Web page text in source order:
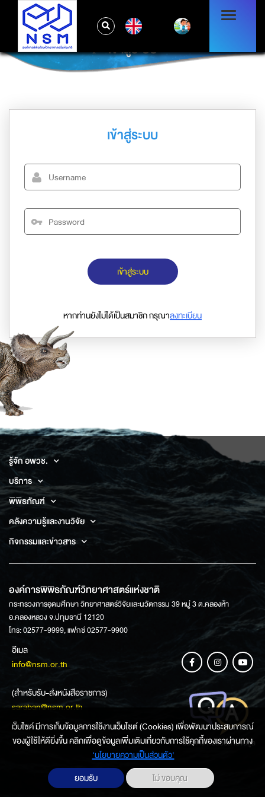
เข้าสู่ระบบ
เข้าสู่ระบบ
เข้าสู่ระบบ
หากท่านยังไม่ได้เป็นสมาชิก กรุณาลงทะเบียน
รู้จัก อพวช.
บริการ
พิพิธภัณฑ์
คลังความรู้และงานวิจัย
กิจกรรมและข่าวสาร
องค์การพิพิธภัณฑ์วิทยาศาสตร์แห่งชาติ
กระทรวงการอุดมศึกษา วิทยาศาสตร์วิจัยและนวัตกรรม 39 หมู่ 3 ต.คลองห้า
อ.คลองหลวง จ.ปทุมธานี 12120
โทร: 02577-9999, แฟกซ์ 02577-9900
อีเมล
info@nsm.or.th
(สำหรับรับ-ส่งหนังสือราชการ)
saraban@nsm.or.th
ช่องทางการสอบถามข้อมูล
เว็บไซค์ มีการเก็บข้อมูลการใช้งานเว็บไซต์ (Cookies) เพื่อพัฒนาประสบการณ์
ของผู้ใช้ให้ดียิ่งขึ้น คลิกเพื่อดูข้อมูลเพิ่มเติมเกี่ยวกับการใช้คุกกี้ของเราผ่านทาง
‘นโยบายความเป็นส่วนตัว'
ยอมรับ
ไม่ ขอบคุณ